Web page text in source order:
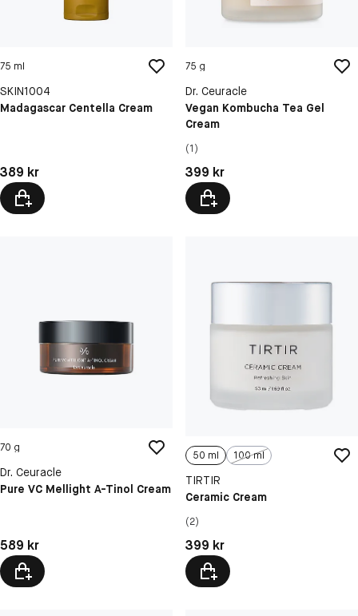
75 ml
SKIN1004
Madagascar Centella Cream
Pris: 389 kr
389 kr
75 g
Dr. Ceuracle
Vegan Kombucha Tea Gel
Cream
(1)
Pris: 399 kr
399 kr
70 g
Dr. Ceuracle
Pure VC Mellight A-Tinol Cream
Pris: 589 kr
589 kr
50 ml 100 ml
TIRTIR
Ceramic Cream
(2)
Pris: 399 kr
399 kr